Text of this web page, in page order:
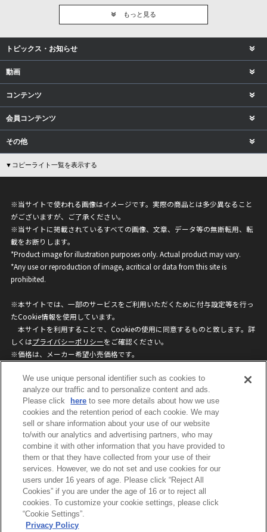
もっと見る
トピックス・お知らせ
動画
コンテンツ
会員コンテンツ
その他
▼コピーライト一覧を表示する
※当サイトで使われる画像はイメージです。実際の商品とは多少異なること
がございますが、ご了承ください。
※当サイトに掲載されているすべての画像、文章、データ等の無断転用、転
載をお断りします。
*Product image for illustration purposes only. Actual product may vary.
*Any use or reproduction of image, acritical or data from this site is
prohibited.
※本サイトでは、一部のサービスをご利用いただくために付与設定等を行っ
たCookie情報を使用しています。
本サイトを利用することで、Cookieの使用に同意するものと致します。詳
しくはプライバシーポリシーをご確認ください。
※価格は、メーカー希望小売価格です。
ざいますのでご了承ください。
privacypolicy
Do Not Sell or Share My
Personal Information
ウェブサイトご利用条件
ソーシャルメディアポリシー
個人情報保護方針
お問い合わせ
©BANDAI
We use unique personal identifier such as cookies to
analyze our traffic and to personalize content and ads.
Please click
here to see more details about how we use
cookies and the retention period of each cookie. We may
sell or share information about your use of our website
to/with our analytics and advertising partners, who may
combine it with other information that you have provided to
them or that they have collected from your use of their
services. However, we do not set and use cookies for our
users under 16 years of age. Please click “Reject All
Cookies” if you are under the age of 16 or to reject all
cookies. To customize your cookie settings, please click
“Cookie Settings”.
Privacy Policy